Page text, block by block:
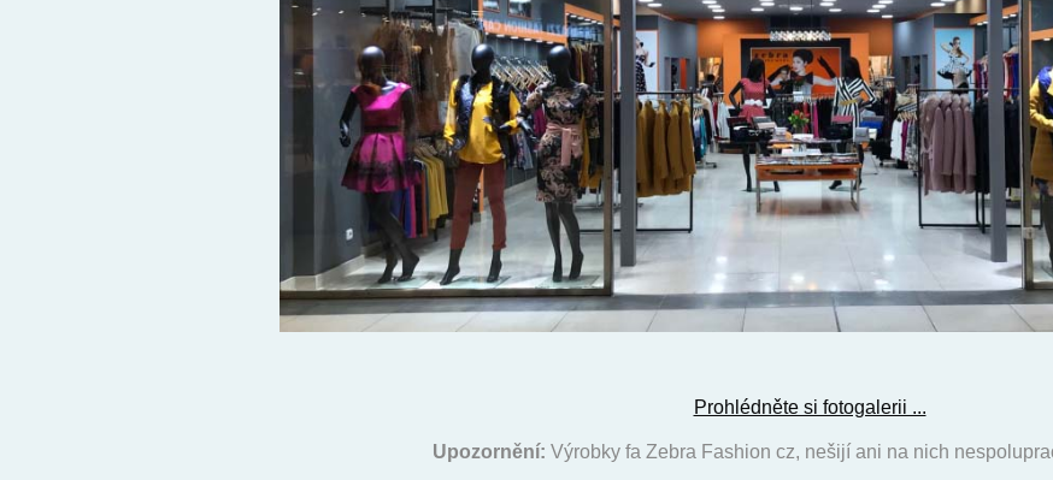
Prohlédněte si fotogalerii ...
Upozornění: Výrobky fa Zebra Fashion cz, nešijí ani na nich